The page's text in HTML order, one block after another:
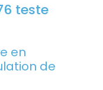
teste
en
de